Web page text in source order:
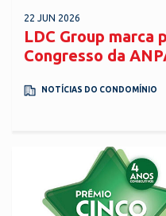
22 JUN 2026
LDC Group marca
Congresso da
NOTÍCIAS DO CONDOMÍNIO